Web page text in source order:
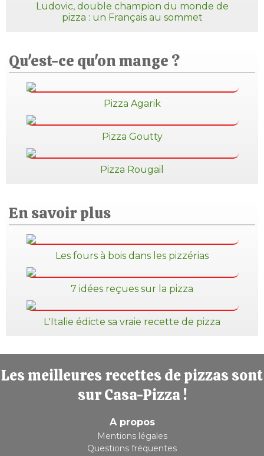
Ludovic, double champion du monde de
pizza : un Français au sommet
Qu'est-ce qu'on mange ?
Pizza Agarik
Pizza Goutty
Pizza Rougail
En savoir plus
Les fours à bois dans les pizzérias
7 idées reçues sur la pizza
L'Italie édicte sa vraie recette de pizza
Les meilleures recettes de pizzas sont
sur Casa-Pizza !
A propos
Mentions légales
Questions fréquentes